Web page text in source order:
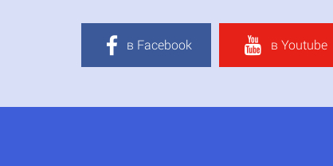
в Facebook в Youtube